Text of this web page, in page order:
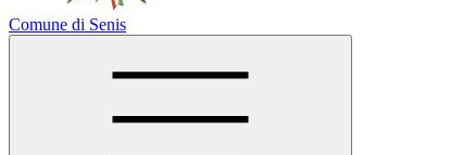
Comune di Senis